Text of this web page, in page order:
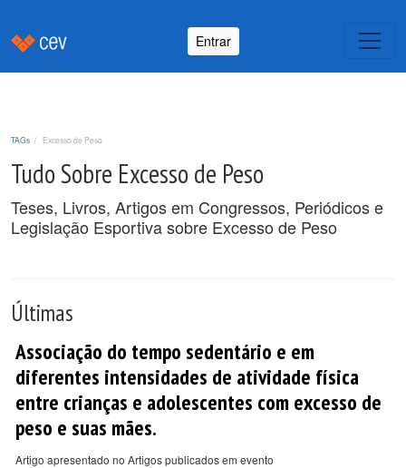
Entrar
TAGs Excesso de Peso
Tudo Sobre Excesso de Peso
Teses, Livros, Artigos em Congressos, Periódicos e
Legislação Esportiva sobre Excesso de Peso
Últimas
Associação do tempo sedentário e em
diferentes intensidades de atividade física
entre crianças e adolescentes com excesso de
peso e suas mães.
Artigo apresentado no Artigos publicados em evento